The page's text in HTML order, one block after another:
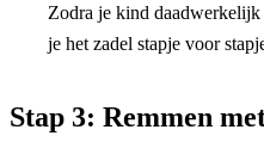
Zodra je kind
je het zadel stapje voor
Stap 3: Remmen